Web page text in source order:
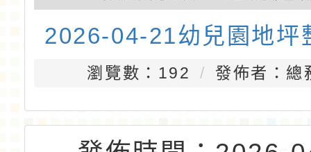
相簿分類：教導處
114學年度下學期期中
瀏覽數：115